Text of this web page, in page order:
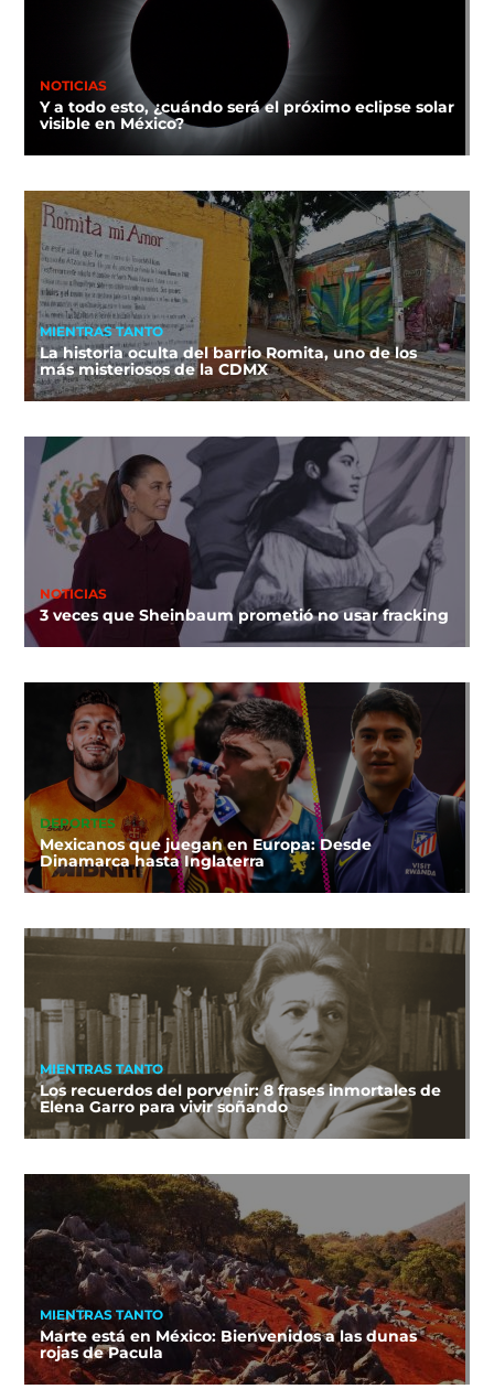
NOTICIAS
Y a todo esto, ¿cuándo será el próximo eclipse solar
visible en México?
MIENTRAS TANTO
La historia oculta del barrio Romita, uno de los
más misteriosos de la CDMX
NOTICIAS
3 veces que Sheinbaum prometió no usar fracking
DEPORTES
Mexicanos que juegan en Europa: Desde
Dinamarca hasta Inglaterra
MIENTRAS TANTO
Los recuerdos del porvenir: 8 frases inmortales de
Elena Garro para vivir soñando
MIENTRAS TANTO
Marte está en México: Bienvenidos a las dunas
rojas de Pacula